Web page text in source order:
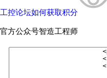
工控论坛如何获取积分
官方公众号智造工程师